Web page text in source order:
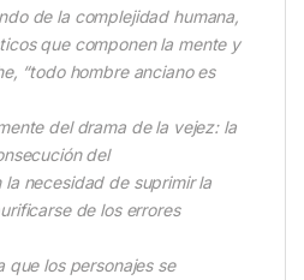
de la complejidad humana,
que componen la mente y
“todo hombre anciano es
del drama de la vejez: la
del
necesidad de suprimir la
de los errores
que los personajes se